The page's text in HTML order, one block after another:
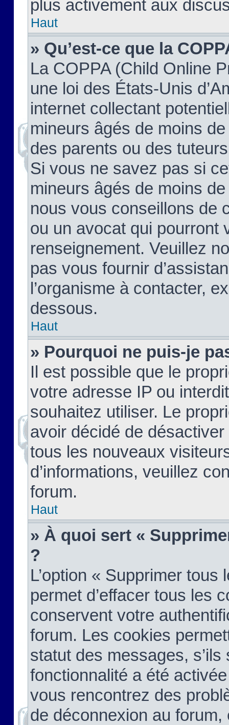
plus activement aux
Haut
» Qu’est-ce que la
La COPPA (Child Online
une loi des États-Unis
internet collectant
mineurs âgés de moins
des parents ou des
Si vous ne savez pas si
mineurs âgés de moins
nous vous conseillons de
ou un avocat qui pourront
renseignement. Veuillez
pas vous fournir
l’organisme à contacter,
dessous.
Haut
» Pourquoi ne puis-je
Il est possible que le
votre adresse IP ou
souhaitez utiliser. Le
avoir décidé de
tous les nouveaux
d’informations, veuillez
forum.
Haut
» À quoi sert «
?
L’option « Supprimer
permet d’effacer tous les
conservent votre
forum. Les cookies
statut des messages,
fonctionnalité a été
vous rencontrez des
de déconnexion au